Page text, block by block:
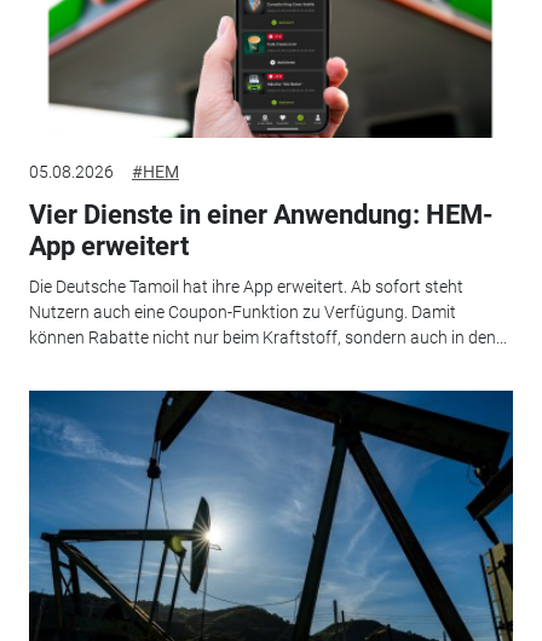
05.08.2026 #HEM
Vier Dienste in einer Anwendung: HEM-
App erweitert
Die Deutsche Tamoil hat ihre App erweitert. Ab sofort steht
Nutzern auch eine Coupon-Funktion zu Verfügung. Damit
können Rabatte nicht nur beim Kraftstoff, sondern auch in den...